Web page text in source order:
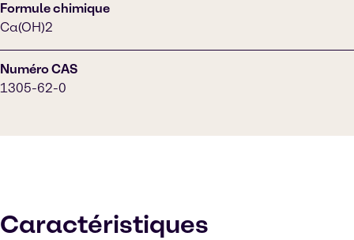
Formule chimique
Ca(OH)2
Numéro CAS
1305-62-0
Caractéristiques